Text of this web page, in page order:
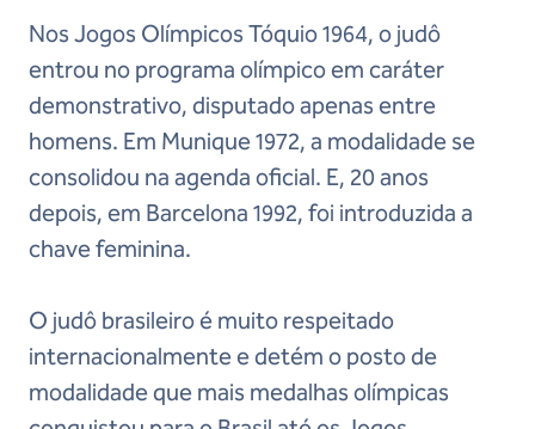
Nos Jogos Olímpicos Tóquio 1964, o judô
entrou no programa olímpico em caráter
demonstrativo, disputado apenas entre
homens. Em Munique 1972, a modalidade se
consolidou na agenda oficial. E, 20 anos
depois, em Barcelona 1992, foi introduzida a
chave feminina.
O judô brasileiro é muito respeitado
internacionalmente e detém o posto de
modalidade que mais medalhas olímpicas